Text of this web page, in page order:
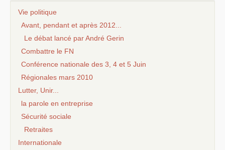
Vie politique
Avant, pendant et après 2012...
Le débat lancé par André Gerin
Combattre le FN
Conférence nationale des 3, 4 et 5 Juin
Régionales mars 2010
Lutter, Unir...
la parole en entreprise
Sécurité sociale
Retraites
Internationale